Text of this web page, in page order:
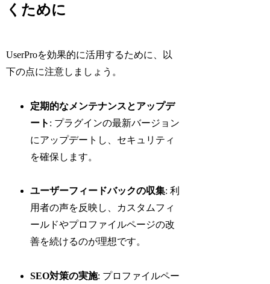
くために
UserProを効果的に活用するために、以
下の点に注意しましょう。
定期的なメンテナンスとアップデ
ート : プラグインの最新バージョン
にアップデートし、セキュリティ
を確保します。
ユーザーフィードバックの収集: 利
用者の声を反映し、カスタムフィ
ールドやプロファイルページの改
善を続けるのが理想です。
SEO対策の実施: プロファイルペー